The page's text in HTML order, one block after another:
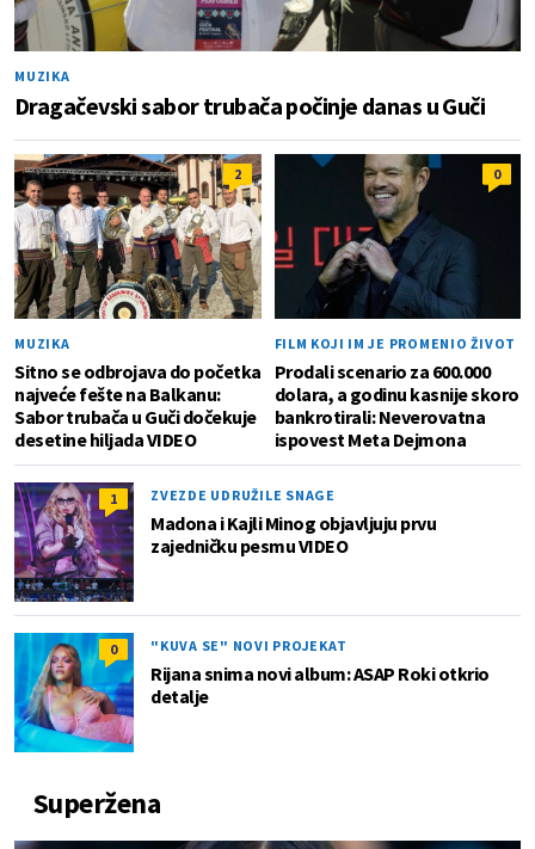
MUZIKA
Dragačevski sabor trubača počinje danas u Guči
2
MUZIKA
Sitno se odbrojava do početka
najveće fešte na Balkanu:
Sabor trubača u Guči dočekuje
desetine hiljada VIDEO
0
FILM KOJI IM JE PROMENIO ŽIVOT
Prodali scenario za 600.000
dolara, a godinu kasnije skoro
bankrotirali: Neverovatna
ispovest Meta Dejmona
1 ZVEZDE UDRUŽILE SNAGE
Madona i Kajli Minog objavljuju prvu
zajedničku pesmu VIDEO
0 "KUVA SE" NOVI PROJEKAT
Rijana snima novi album: ASAP Roki otkrio
detalje
Superžena